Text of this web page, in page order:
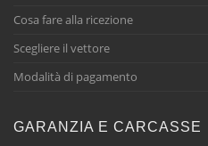
Cosa fare alla ricezione
Scegliere il vettore
Modalità di pagamento
GARANZIA E CARCASSE